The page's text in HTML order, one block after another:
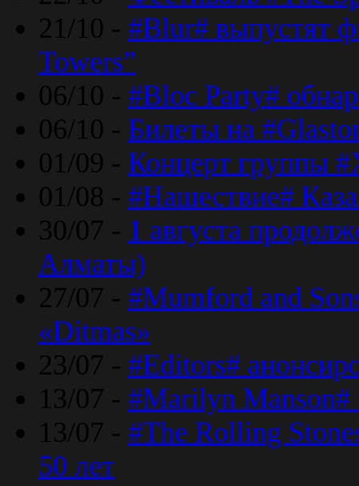
21/10 - #Blur# выпустят
Towers”
06/10 - #Bloc Party#
06/10 - Билеты на
01/09 - Концерт группы
01/08 - #Нашествие#
30/07 - 1 августа
Алматы)
27/07 - #Mumford and
«Ditmas»
23/07 - #Editors#
13/07 - #Marilyn Manson#
13/07 - #The Rolling
50 лет